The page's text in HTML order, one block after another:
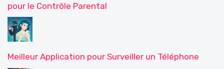
pour le Contrôle Parental
Meilleur Application pour Surveiller un Téléphone